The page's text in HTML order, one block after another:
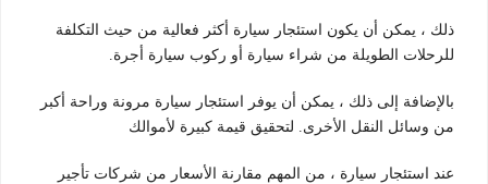
ذلك ، يمكن أن يكون استئجار سيارة أكثر فعالية من حيث التكلفة
للرحلات الطويلة من شراء سيارة أو ركوب سيارة أجرة.
بالإضافة إلى ذلك ، يمكن أن يوفر استئجار سيارة مرونة وراحة أكبر
من وسائل النقل الأخرى. لتحقيق قيمة كبيرة لأموالك
عند استئجار سيارة ، من المهم مقارنة الأسعار من شركات تأجير